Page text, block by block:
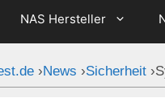
NAS Hersteller
›News ›Sicherheit ›